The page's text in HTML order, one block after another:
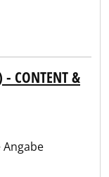
CONTENT &
Angabe